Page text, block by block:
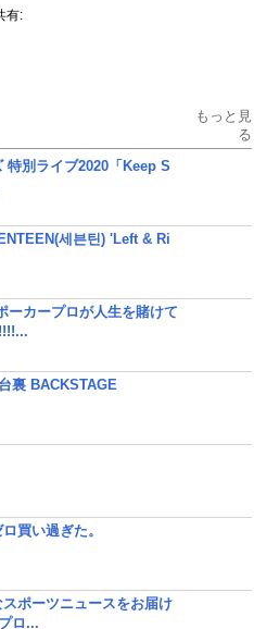
有:
もっと見
る
特別ライブ2020「Keep S
세븐틴) 'Left & Ri
ーカープロが人生を賭けて
裏 BACKSTAGE
買い過ぎた。
ポーツニュースをお届け
ロ...